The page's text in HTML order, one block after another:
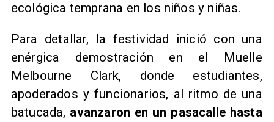
ecológica temprana en los niños y niñas.
Para detallar, la festividad inició con una
enérgica demostración en el Muelle
Melbourne Clark, donde estudiantes,
apoderados y funcionarios, al ritmo de una
batucada, avanzaron en un pasacalle hasta